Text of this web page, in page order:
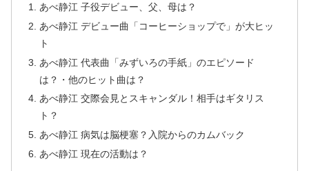
あべ静江 子役デビュー、父、母は？
あべ静江 デビュー曲「コーヒーショップで」が大ヒッ
ト
あべ静江 代表曲「みずいろの手紙」のエピソード
は？・他のヒット曲は？
あべ静江 交際会見とスキャンダル！相手はギタリス
ト？
あべ静江 病気は脳梗塞？入院からのカムバック
あべ静江 現在の活動は？